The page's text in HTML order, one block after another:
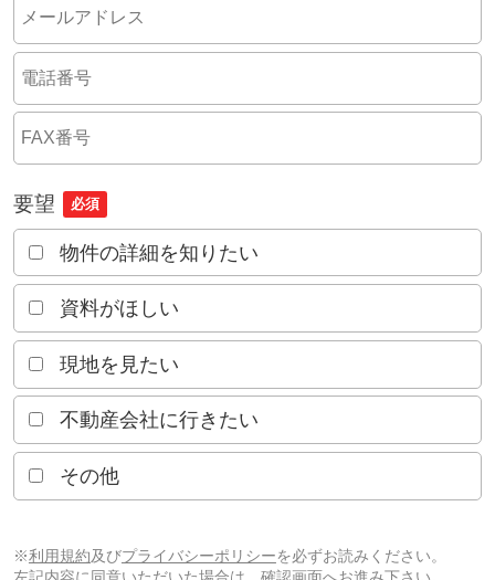
要望 必須
物件の詳細を知りたい
資料がほしい
現地を見たい
不動産会社に行きたい
その他
※利用規約及びプライバシーポリシーを必ずお読みください。